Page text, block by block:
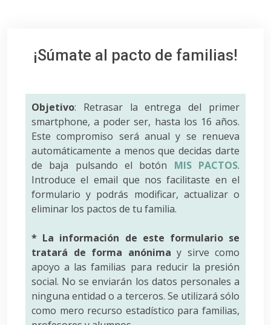
¡Súmate al pacto de familias!
Objetivo: Retrasar la entrega del primer
smartphone, a poder ser, hasta los 16 años.
Este compromiso será anual y se renueva
automáticamente a menos que decidas darte
de baja pulsando el botón MIS PACTOS.
Introduce el email que nos facilitaste en el
formulario y podrás modificar, actualizar o
eliminar los pactos de tu familia.
* La información de este formulario se
tratará de forma anónima y sirve como
apoyo a las familias para reducir la presión
social. No se enviarán los datos personales a
ninguna entidad o a terceros. Se utilizará sólo
como mero recurso estadístico para familias,